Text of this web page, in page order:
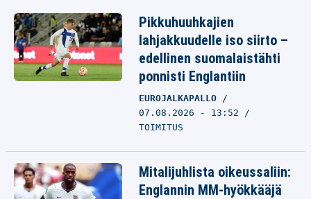
Pikkuhuuhkajien
lahjakkuudelle iso siirto –
edellinen suomalaistähti
ponnisti Englantiin
EUROJALKAPALLO
07.08.2026 - 13:52
TOIMITUS
Mitalijuhlista oikeussaliin:
Englannin MM-hyökkääjä